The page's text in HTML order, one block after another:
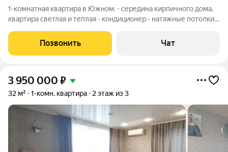
1-комнатная квартира в Южном. - середина кирпичного дома,
квартира светлая и теплая - кондиционер - натяжные потолки -
порядке Квартира полностью готова к продаже, подходит под
любые виды
Позвонить Чат
3 950 000 ₽
32 м² 1-комн. квартира 2 этаж из 3